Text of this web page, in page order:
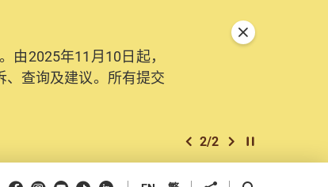
2025年11月10日起，
查询及建议。所有提交
上一个
2/2 下一个开始/暂停幻灯
关闭特別通告